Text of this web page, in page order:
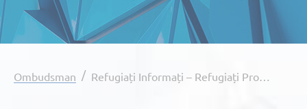
Ombudsman / Refugiați Informați – Refugiați Protejați